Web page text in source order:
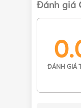
Đánh giá
ĐÁNH GIÁ